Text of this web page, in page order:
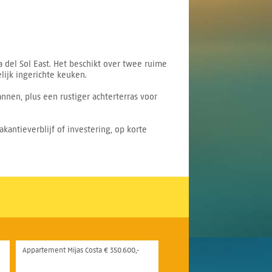
Sol East. Het beschikt over twee ruime
ingerichte keuken.
plus een rustiger achterterras voor
of investering, op korte
Appartement Mijas Costa € 350.600,-